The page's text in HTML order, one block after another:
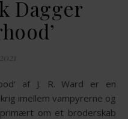
Dagger
imellem vampyrerne og
om et broderskab